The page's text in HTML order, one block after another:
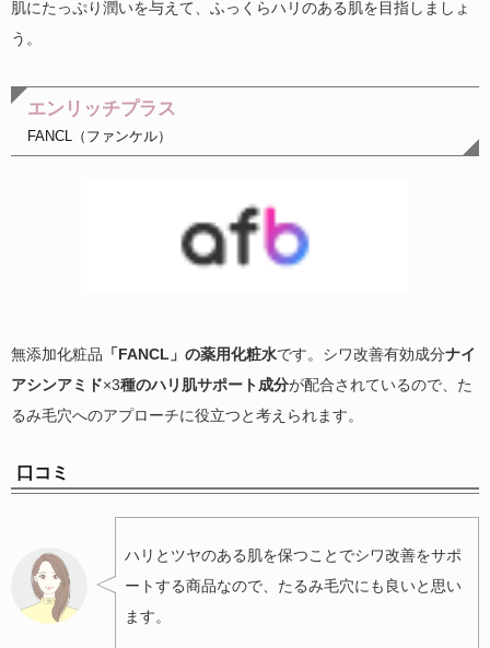
肌にたっぷり潤いを与えて、ふっくらハリのある肌を目指しましょ
う。
エンリッチプラス
FANCL（ファンケル）
無添加化粧品 「FANCL」の薬用化粧水です。シワ改善有効成分ナイ
アシンアミド×3種のハリ肌サポート成分が配合されているので、た
るみ毛穴へのアプローチに役立つと考えられます。
口コミ
ハリとツヤのある肌を保つことでシワ改善をサポ
ートする商品なので、たるみ毛穴にも良いと思い
ます。